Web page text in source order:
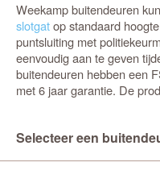
Weekamp buitendeuren
slotgatop standaard
puntsluiting met
eenvoudig aan te geven
buitendeuren hebben een
met 6 jaar garantie. De
Selecteer een